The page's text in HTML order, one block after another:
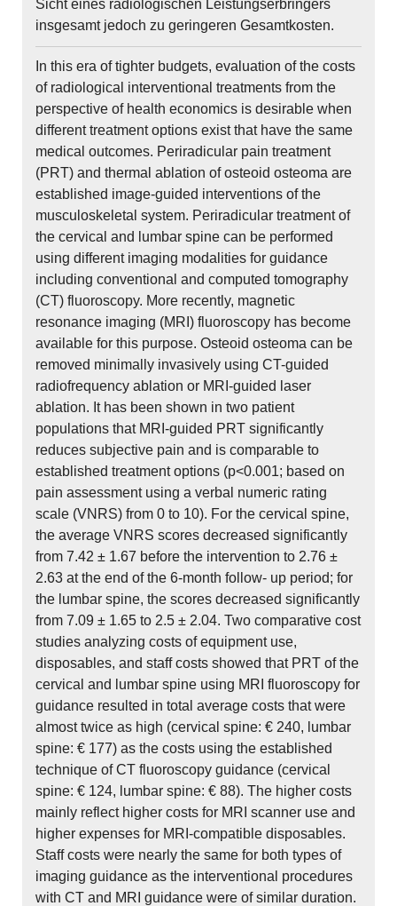
Sicht eines radiologischen Leistungserbringers
insgesamt jedoch zu geringeren Gesamtkosten.
In this era of tighter budgets, evaluation of the costs
of radiological interventional treatments from the
perspective of health economics is desirable when
different treatment options exist that have the same
medical outcomes. Periradicular pain treatment
(PRT) and thermal ablation of osteoid osteoma are
established image-guided interventions of the
musculoskeletal system. Periradicular treatment of
the cervical and lumbar spine can be performed
using different imaging modalities for guidance
including conventional and computed tomography
(CT) fluoroscopy. More recently, magnetic
resonance imaging (MRI) fluoroscopy has become
available for this purpose. Osteoid osteoma can be
removed minimally invasively using CT-guided
radiofrequency ablation or MRI-guided laser
ablation. It has been shown in two patient
populations that MRI-guided PRT significantly
reduces subjective pain and is comparable to
established treatment options (p<0.001; based on
pain assessment using a verbal numeric rating
scale (VNRS) from 0 to 10). For the cervical spine,
the average VNRS scores decreased significantly
from 7.42 ± 1.67 before the intervention to 2.76 ±
2.63 at the end of the 6-month follow- up period; for
the lumbar spine, the scores decreased significantly
from 7.09 ± 1.65 to 2.5 ± 2.04. Two comparative cost
studies analyzing costs of equipment use,
disposables, and staff costs showed that PRT of the
cervical and lumbar spine using MRI fluoroscopy for
guidance resulted in total average costs that were
almost twice as high (cervical spine: € 240, lumbar
spine: € 177) as the costs using the established
technique of CT fluoroscopy guidance (cervical
spine: € 124, lumbar spine: € 88). The higher costs
mainly reflect higher costs for MRI scanner use and
higher expenses for MRI-compatible disposables.
Staff costs were nearly the same for both types of
imaging guidance as the interventional procedures
with CT and MRI guidance were of similar duration.